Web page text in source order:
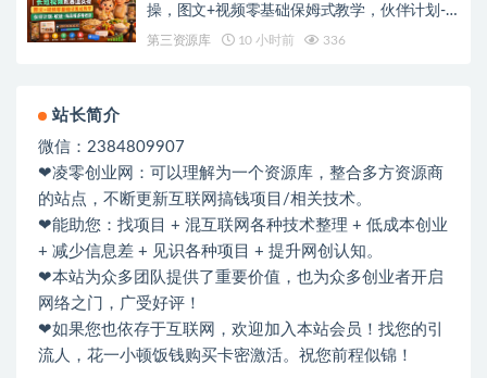
操，图文+视频零基础保姆式教学，伙伴计划-
第三资源库 10 小时前 336
站长简介
微信：2384809907
❤凌零创业网：可以理解为一个资源库，整合多方资源商
的站点，不断更新互联网搞钱项目/相关技术。
❤能助您：找项目 + 混互联网各种技术整理 + 低成本创业
+ 减少信息差 + 见识各种项目 + 提升网创认知。
❤本站为众多团队提供了重要价值，也为众多创业者开启
网络之门，广受好评！
❤如果您也依存于互联网，欢迎加入本站会员！找您的引
流人，花一小顿饭钱购买卡密激活。祝您前程似锦！